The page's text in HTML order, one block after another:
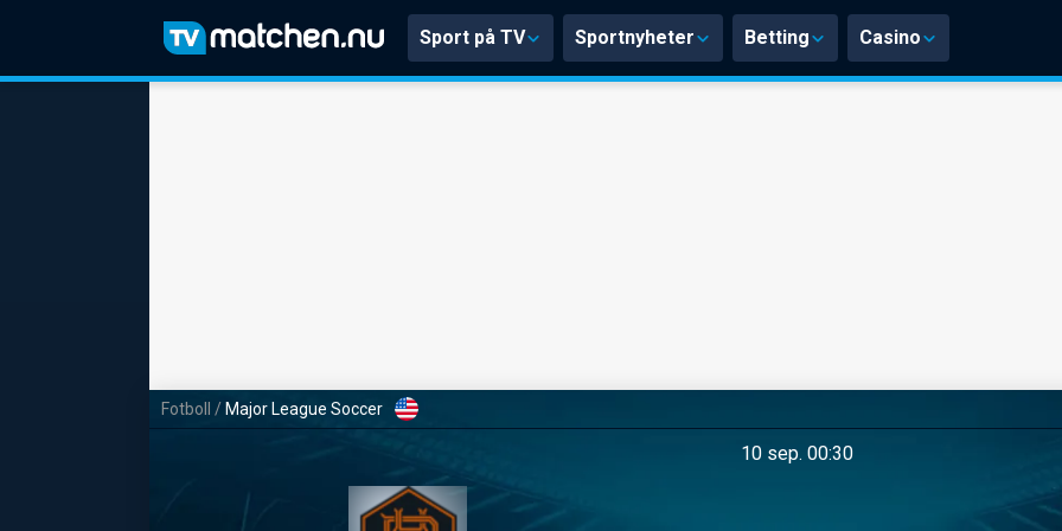
Sport på TV Sportnyheter Betting Casino
Fotboll / Major League Soccer
10 sep. 00:30